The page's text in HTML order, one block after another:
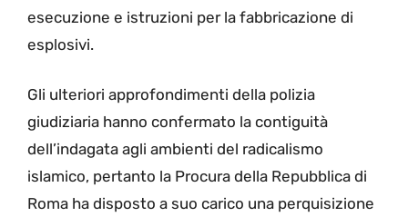
esecuzione e istruzioni per la fabbricazione di
esplosivi.
Gli ulteriori approfondimenti della polizia
giudiziaria hanno confermato la contiguità
dell’indagata agli ambienti del radicalismo
islamico, pertanto la Procura della Repubblica di
Roma ha disposto a suo carico una perquisizione